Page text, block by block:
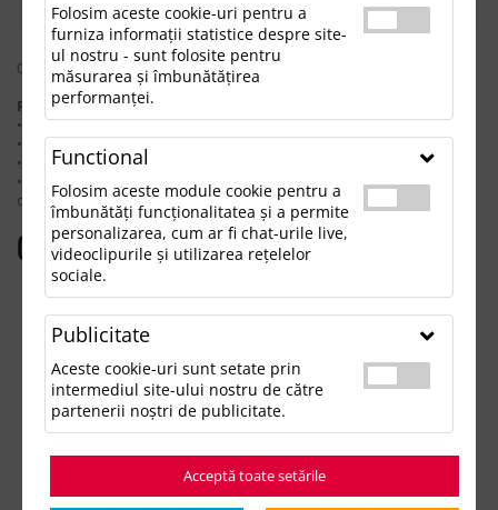
0 rezultate pentru: "sosetedecraciunavena"
Pentru a găsi produsul dorit, încearcă următoarele:
• Verifică dacă ai scris corect termenii.
• Încearcă să foloseşti sinonime.
• Încearcă din nou, folosind o căutare mai generală.
• Ne poţi contacta telefonic la 021.336.03.32 sau prin email la
office@updateadv.ro şi te ajutăm să găseşti produsul dorit.
Categorii populare
Accesorii birou
Accesorii mancare si bautura
Accesorii Tech si Gadgeturi
Haine de Munca
Imbracaminte si Accesorii
Lifestyle si Timp Liber
Ocazii și Evenimente Tematice
Folosim aceste cookie-uri pentru a
furniza informații statistice despre site-
ul nostru - sunt folosite pentru
măsurarea și îmbunătățirea
performanței.
Functional
Folosim aceste module cookie pentru a
îmbunătăți funcționalitatea și a permite
personalizarea, cum ar fi chat-urile live,
videoclipurile și utilizarea rețelelor
sociale.
Publicitate
Aceste cookie-uri sunt setate prin
intermediul site-ului nostru de către
partenerii noștri de publicitate.
Acceptă toate setările